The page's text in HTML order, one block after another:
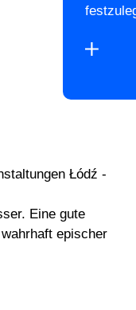
Łódź -
Eine gute
epischer